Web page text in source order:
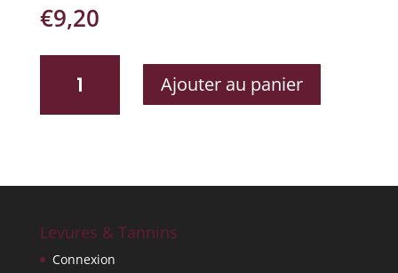
€9,20
BLEUET
Ajouter au panier
Levures & Tannins
Connexion